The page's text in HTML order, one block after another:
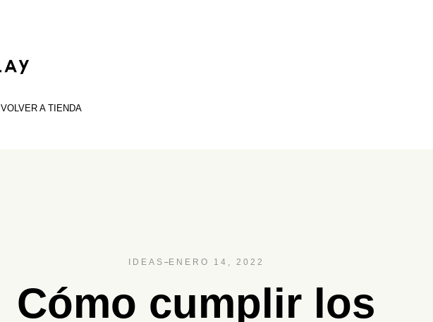
VOLVER A TIENDA
IDEAS ENERO 14, 2022
Cómo cumplir los